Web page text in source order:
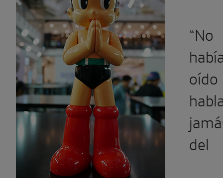
“No
oído
del